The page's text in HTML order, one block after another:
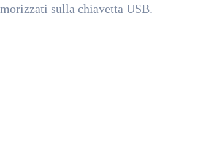
sulla chiavetta USB.